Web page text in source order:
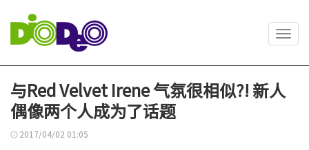
与Red Velvet Irene 气氛很相似?! 新人
偶像两个人成为了话题
2017/04/02 01:05